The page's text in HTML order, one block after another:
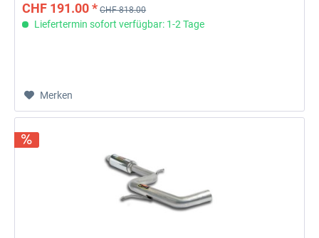
CHF 191.00 * CHF 818.00
Liefertermin sofort verfügbar: 1-2 Tage
Merken